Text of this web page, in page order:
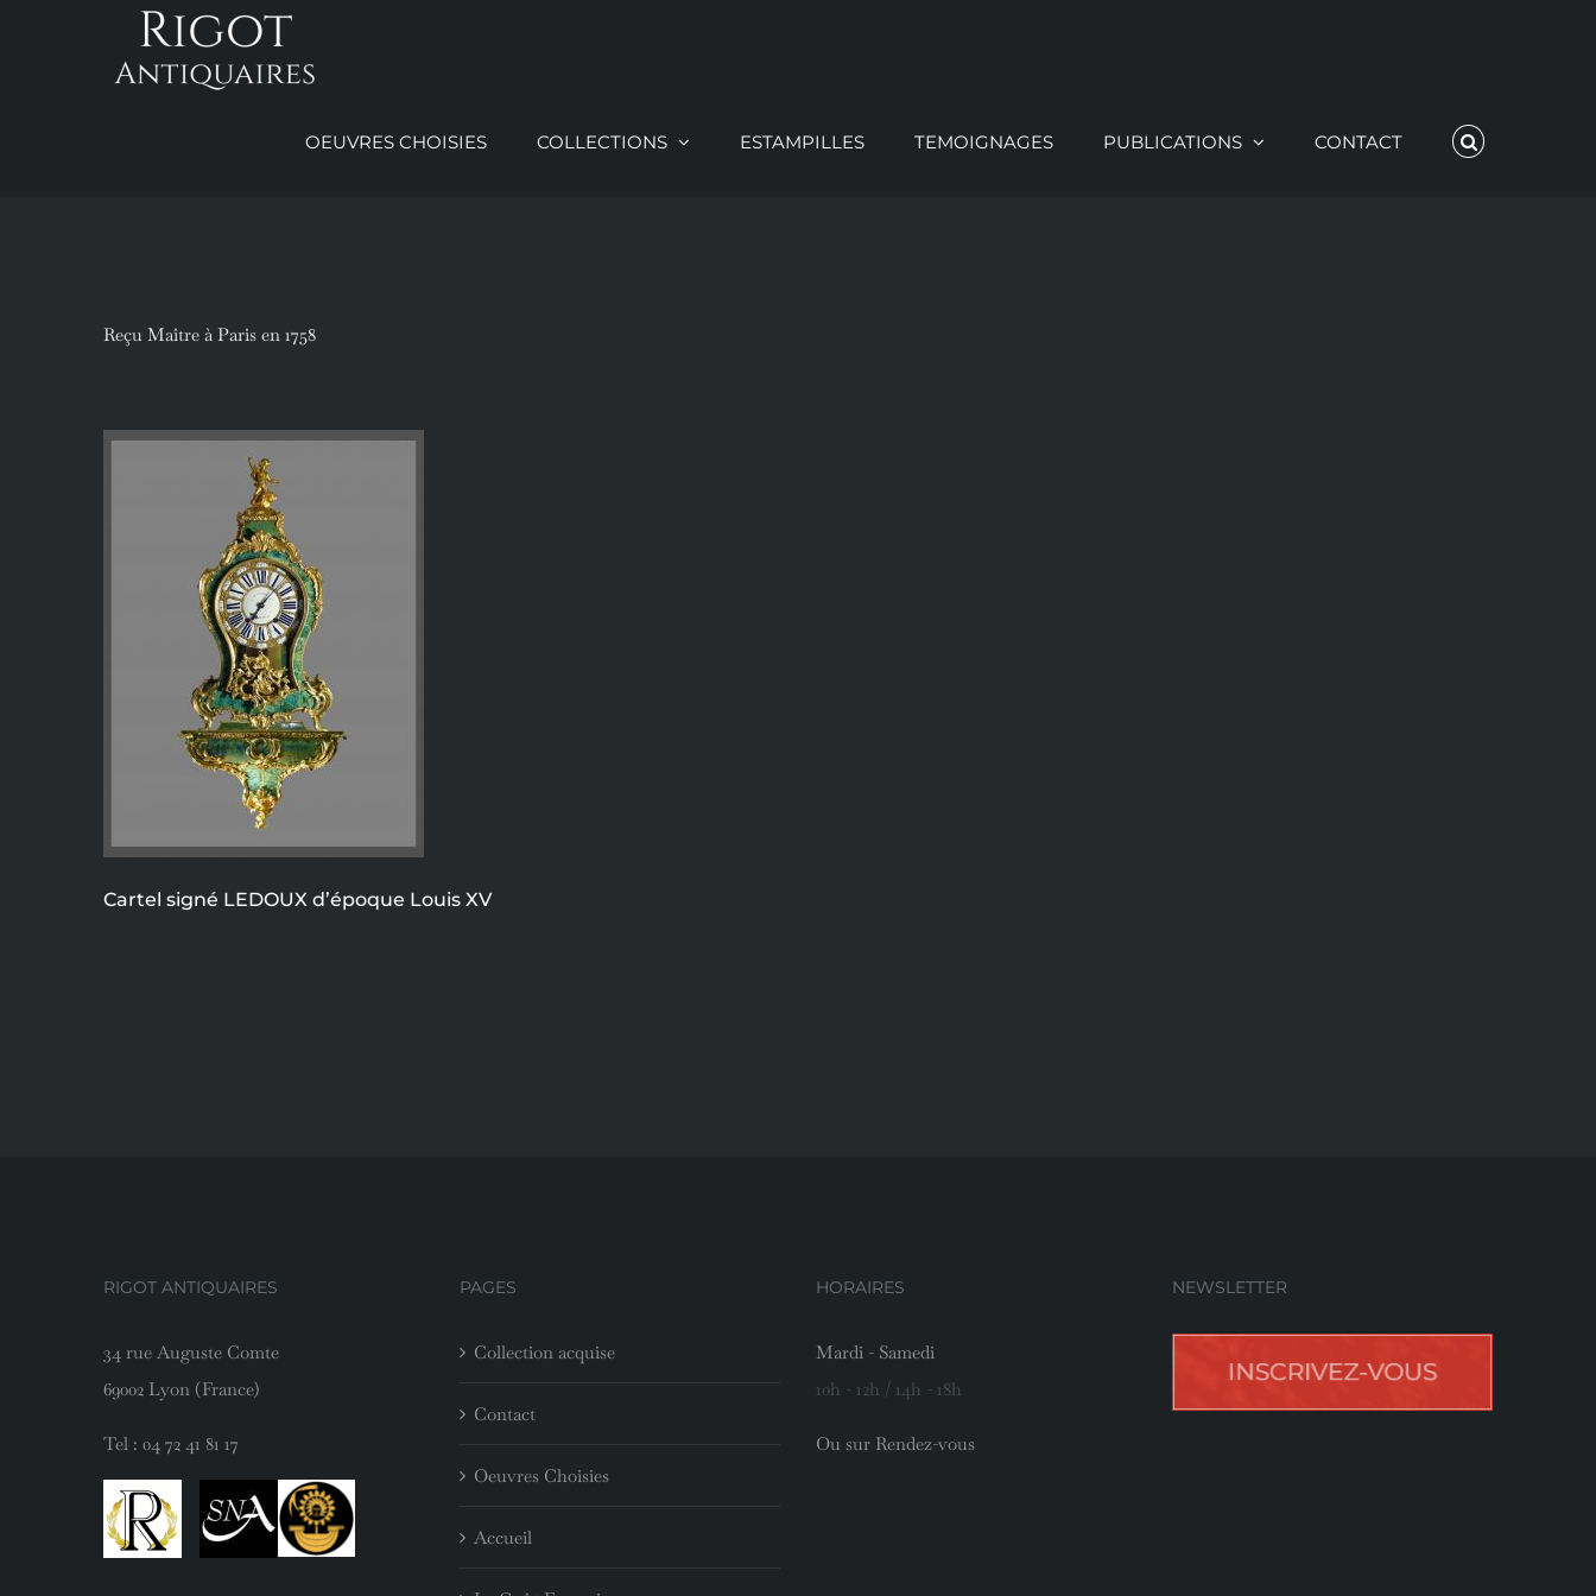
OEUVRES CHOISIES COLLECTIONS ESTAMPILLES TEMOIGNAGES PUBLICATIONS CONTACT
Reçu Maître à Paris en 1758
Cartel signé LEDOUX d’époque Louis XV
RIGOT ANTIQUAIRES
34 rue Auguste Comte
69002 Lyon (France)
Tel : 04 72 41 81 17
PAGES
Collection acquise
Contact
Oeuvres Choisies
Accueil
HORAIRES
Mardi - Samedi
10h - 12h / 14h - 18h
Ou sur Rendez-vous
NEWSLETTER